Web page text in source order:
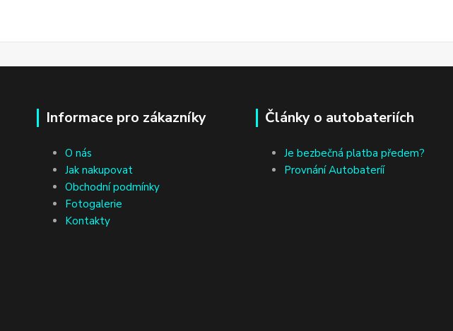
Informace pro zákazníky
O nás
Jak nakupovat
Obchodní podmínky
Fotogalerie
Kontakty
Články o autobateriích
Je bezbečná platba předem?
Provnání Autobateríí